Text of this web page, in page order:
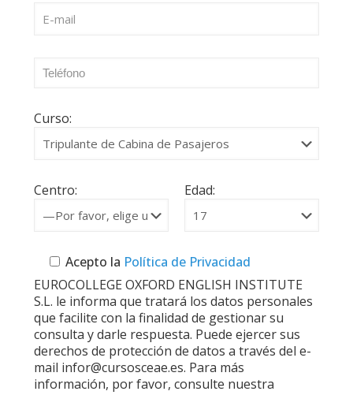
Curso:
Centro: Edad:
Acepto la Política de Privacidad
EUROCOLLEGE OXFORD ENGLISH INSTITUTE
S.L. le informa que tratará los datos personales
que facilite con la finalidad de gestionar su
consulta y darle respuesta. Puede ejercer sus
derechos de protección de datos a través del e-
mail infor@cursosceae.es. Para más
información, por favor, consulte nuestra